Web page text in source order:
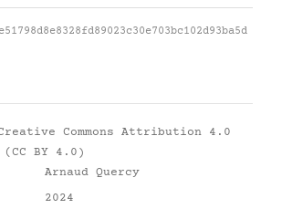
Commons Attribution 4.0
BY 4.0)
Arnaud Quercy
2024